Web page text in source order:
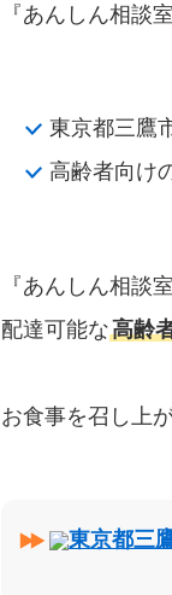
『あんしん相談
東京都三鷹
高齢者向け
『あんしん相談
配達可能な高齢
お食事を召し上
東京都三